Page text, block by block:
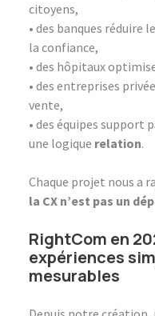
citoyens,
• des banques réduire
la confiance,
• des hôpitaux
• des entreprises
vente,
• des équipes support
une logique relation.
Chaque projet nous a
la CX n’est pas un
RightCom en
expériences
mesurables